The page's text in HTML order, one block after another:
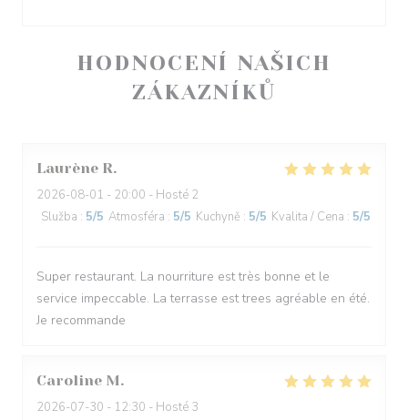
HODNOCENÍ NAŠICH
ZÁKAZNÍKŮ
Laurène R
2026-08-01 - 20:00 - Hosté 2
Služba : 5/5 Atmosféra : 5/5 Kuchyně : 5/5 Kvalita / Cena : 5/5
Super restaurant. La nourriture est très bonne et le
service impeccable. La terrasse est trees agréable en été.
Je recommande
Caroline M
2026-07-30 - 12:30 - Hosté 3